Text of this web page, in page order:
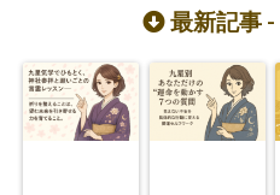
最新記事 -